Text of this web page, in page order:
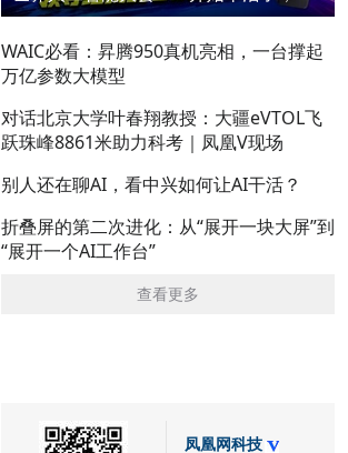
WAIC必看：昇腾950真机亮相，一台撑起
万亿参数大模型
对话北京大学叶春翔教授：大疆eVTOL飞
跃珠峰8861米助力科考｜凤凰V现场
别人还在聊AI，看中兴如何让AI干活？
折叠屏的第二次进化：从“展开一块大屏”到
“展开一个AI工作台”
查看更多
凤凰网科技